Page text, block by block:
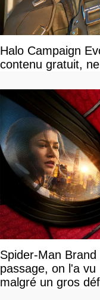
Halo Campaign
contenu gratuit,
Spider-Man
passage, on l'a
malgré un gros